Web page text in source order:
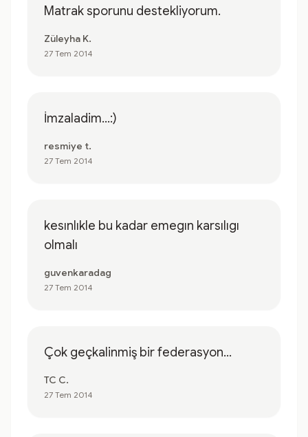
Matrak sporunu destekliyorum.
Züleyha K.
27 Tem 2014
İmzaladim...:)
resmiye t.
27 Tem 2014
kesınlıkle bu kadar emegın karsılıgı
olmalı
guvenkaradag
27 Tem 2014
Çok geçkalinmiş bir federasyon...
TC C.
27 Tem 2014